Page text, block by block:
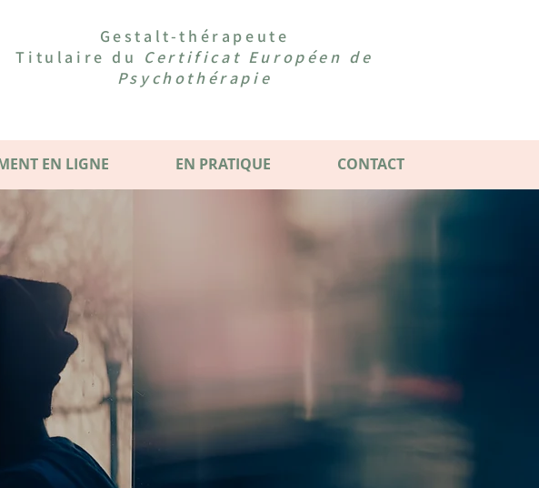
Gestalt-thérapeute
Titulaire du Certificat Européen de
Psychothérapie
EN LIGNE EN PRATIQUE CONTACT